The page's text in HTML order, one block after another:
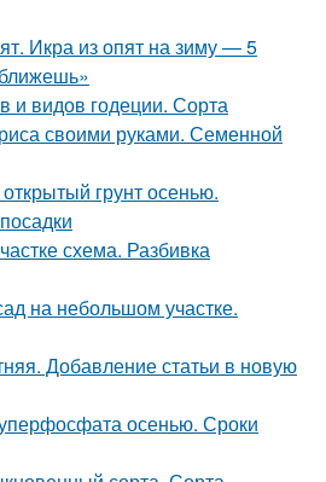
Икра из опят на зиму — 5
и видов годеции. Сорта
своими руками. Семенной
грунт осенью.
схема. Разбивка
на небольшом участке.
Добавление статьи в новую
осенью. Сроки